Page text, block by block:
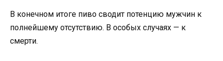
В конечном итоге пиво сводит потенцию мужчин к
полнейшему отсутствию. В особых случаях — к
смерти.